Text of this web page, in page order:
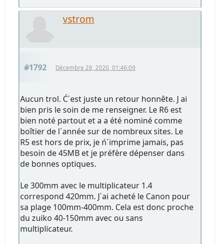
vstrom
#1792 Décembre 28, 2020, 01:46:09
Aucun trol. Ć´est juste un retour honnête. J ai
bien pris le soin de me renseigner. Le R6 est
bien noté partout et a a été nominé comme
boîtier de l´année sur de nombreux sites. Le
R5 est hors de prix, je ń´imprime jamais, pas
besoin de 45MB et je préfère dépenser dans
de bonnes optiques.
Le 300mm avec le multiplicateur 1.4
correspond 420mm. J´ai acheté le Canon pour
sa plage 100mm-400mm. Cela est donc proche
du zuiko 40-150mm avec ou sans
multiplicateur.